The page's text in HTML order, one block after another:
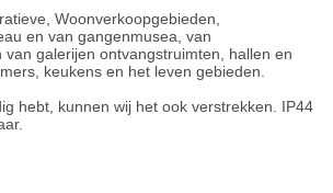
Woonverkoopgebieden,
en van gangenmusea, van
van galerijen ontvangstruimten, hallen en
keukens en het leven gebieden.
hebt, kunnen wij het ook verstrekken. IP44